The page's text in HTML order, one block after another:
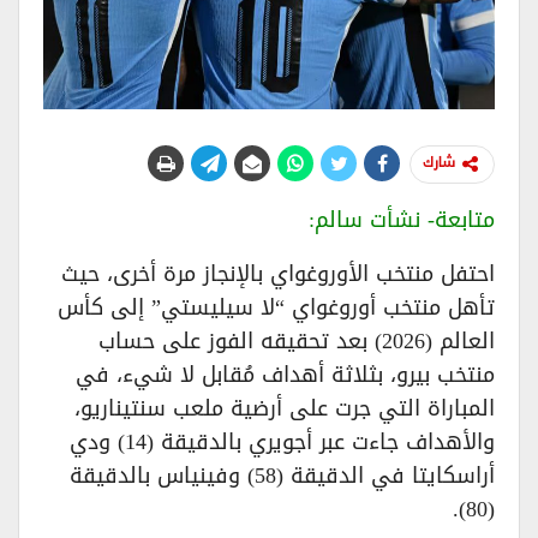
شارك
متابعة- نشأت سالم:
احتفل منتخب الأوروغواي بالإنجاز مرة أخرى، حيث
تأهل منتخب أوروغواي “لا سيليستي” إلى كأس
العالم (2026) بعد تحقيقه الفوز على حساب
منتخب بيرو، بثلاثة أهداف مُقابل لا شيء، في
المباراة التي جرت على أرضية ملعب سنتيناريو،
والأهداف جاءت عبر أجويري بالدقيقة (14) ودي
أراسكايتا في الدقيقة (58) وفينياس بالدقيقة